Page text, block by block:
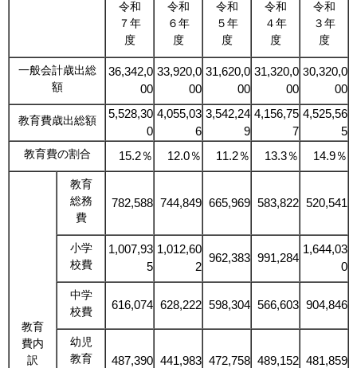
令和
７年
度
令和
６年
度
令和
５年
度
令和
４年
度
令和
３年
度
一般会計歳出総
額
36,342,0
00
33,920,0
00
31,620,0
00
31,320,0
00
30,320,0
00
教育費歳出総額
5,528,30
0
4,055,03
6
3,542,24
9
4,156,75
7
4,525,56
5
教育費の割合 15.2％ 12.0％ 11.2％ 13.3％ 14.9％
教育
費内
訳
教育
総務
費
782,588 744,849 665,969 583,822 520,541
小学
校費
1,007,93
5
1,012,60
2
962,383 991,284
1,644,03
0
中学
校費
616,074 628,222 598,304 566,603 904,846
幼児
教育
487,390 441,983 472,758 489,152 481,859